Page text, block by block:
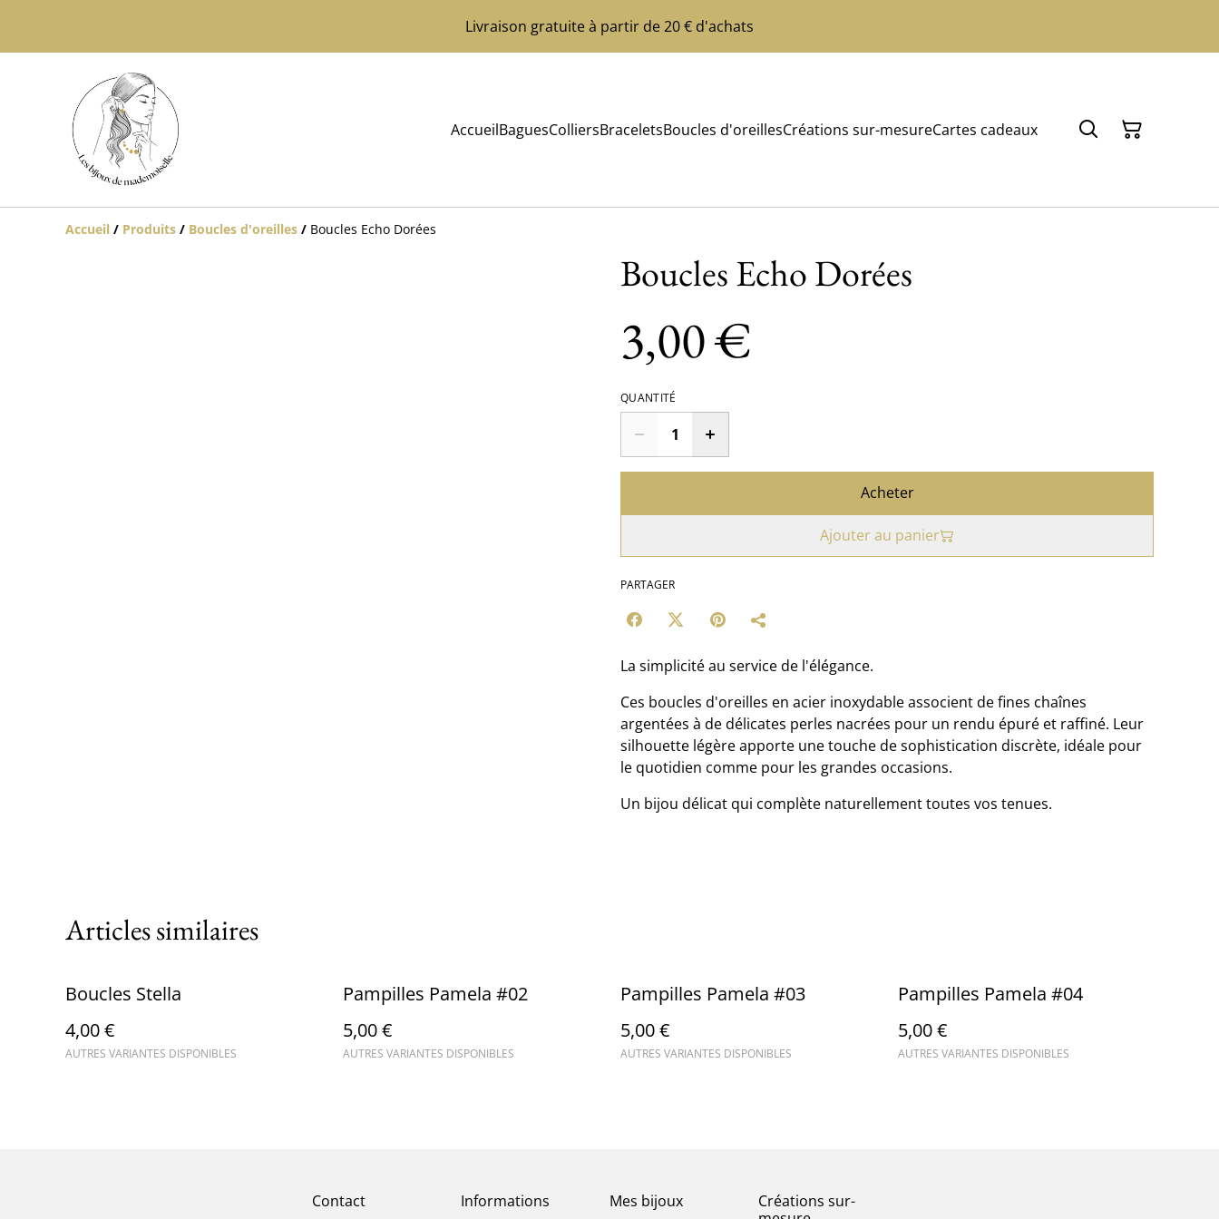
Livraison gratuite à partir de 20 € d'achats
AccueilBaguesColliersBraceletsBoucles d'oreillesCréations sur-mesureCartes cadeaux
Accueil / Produits / Boucles d'oreilles / Boucles Echo Dorées
Boucles Echo Dorées
3,00 €
QUANTITÉ
Acheter
Ajouter au panier
PARTAGER
La simplicité au service de l'élégance.
Ces boucles d'oreilles en acier inoxydable associent de fines chaînes
argentées à de délicates perles nacrées pour un rendu épuré et raffiné. Leur
silhouette légère apporte une touche de sophistication discrète, idéale pour
le quotidien comme pour les grandes occasions.
Un bijou délicat qui complète naturellement toutes vos tenues.
Articles similaires
Boucles Stella
4,00 €
AUTRES VARIANTES DISPONIBLES
Pampilles Pamela #02
5,00 €
AUTRES VARIANTES DISPONIBLES
Pampilles Pamela #03
5,00 €
AUTRES VARIANTES DISPONIBLES
Pampilles Pamela #04
5,00 €
AUTRES VARIANTES DISPONIBLES
Contact Informations Mes bijoux
Créations sur-